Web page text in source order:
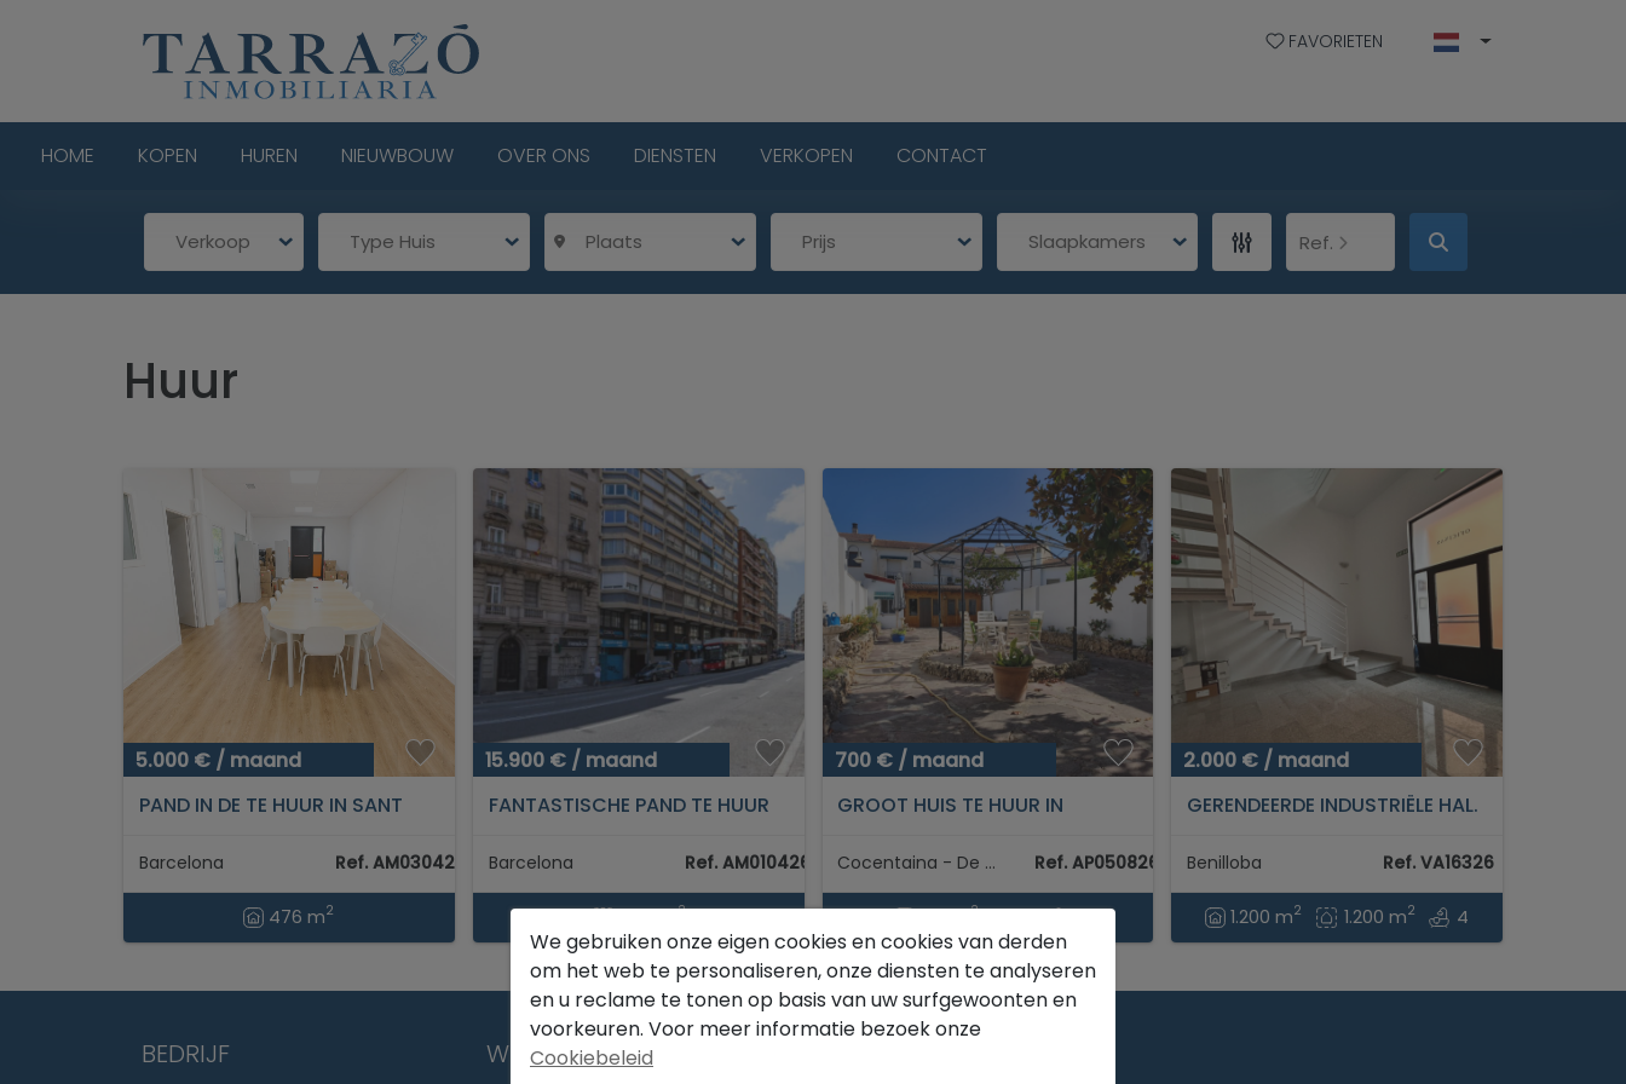
FAVORIETEN
HOME KOPEN HUREN NIEUWBOUW OVER ONS DIENSTEN VERKOPEN CONTACT
Verkoop Type Huis Plaats Prijs Slaapkamers Ref.
Huur
5.000 € / maand
PAND IN DE TE HUUR IN SANT
Barcelona Ref. AM030426
476 m2
15.900 € / maand
FANTASTISCHE PAND TE HUUR
BARCELONA...
Barcelona Ref. AM010426
2
700 € / maand
GROOT HUIS TE HUUR IN
Cocentaina - De Comtat Ref. AP050826
2
2.000 € / maand
GERENDEERDE INDUSTRIËLE HAL.
GEZONDHEIDSCERTIFICAAT...
Benilloba Ref. VA16326
1.200 m2 1.200 m2 4
BEDRIJF WETTELIJK
We gebruiken onze eigen cookies en cookies van derden
om het web te personaliseren, onze diensten te analyseren
en u reclame te tonen op basis van uw surfgewoonten en
voorkeuren. Voor meer informatie bezoek onze
Cookiebeleid